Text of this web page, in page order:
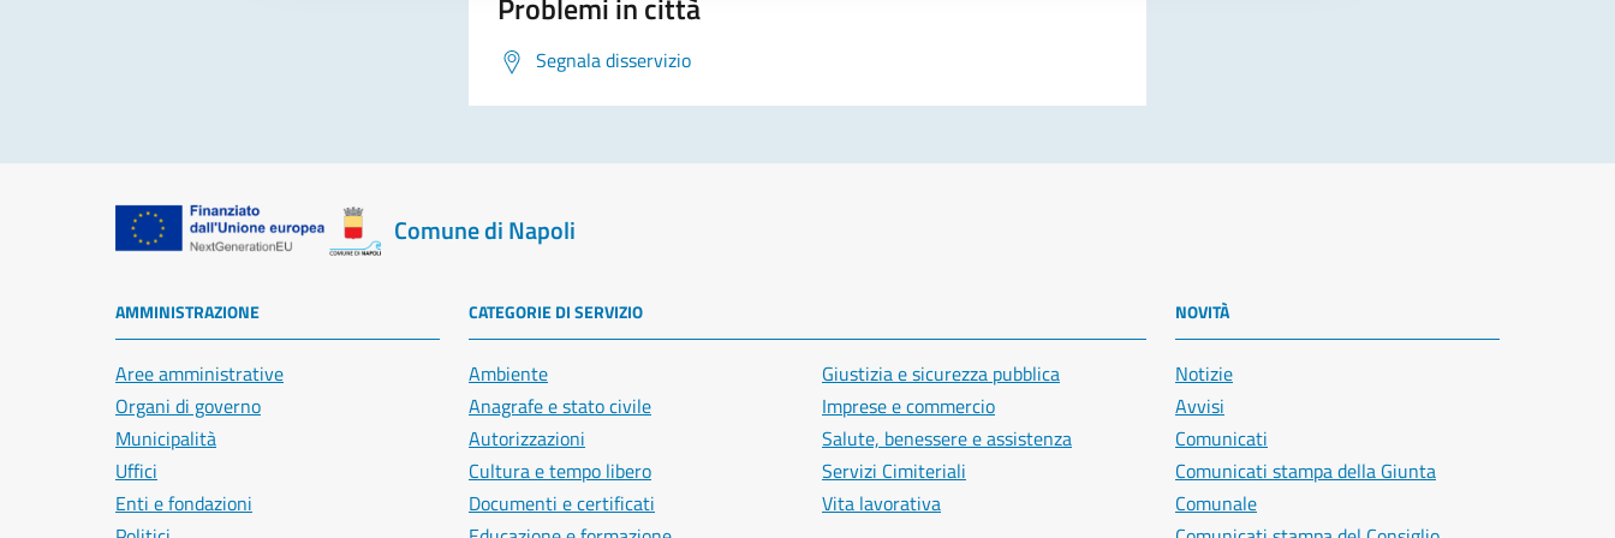
Segnala disservizio
Comune di Napoli
AMMINISTRAZIONE
Aree amministrative
Organi di governo
Municipalità
Uffici
Enti e fondazioni
CATEGORIE DI SERVIZIO
Ambiente
Anagrafe e stato civile
Autorizzazioni
Cultura e tempo libero
Documenti e certificati
Giustizia e sicurezza pubblica
Imprese e commercio
Salute, benessere e assistenza
Servizi Cimiteriali
Vita lavorativa
NOVITÀ
Notizie
Avvisi
Comunicati
Comunicati stampa della Giunta
Comunale